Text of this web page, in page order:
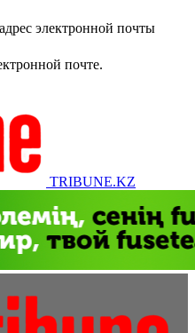
электронной почты
почте.
TRIBUNE.KZ